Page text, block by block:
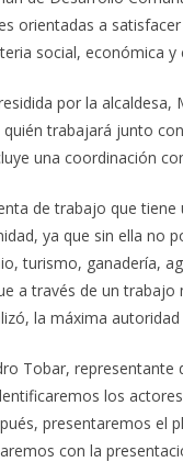
orientadas a
social, económica y
por la
trabajará junto
una coordinación
de trabajo que
ya que sin ella no
turismo, ganadería,
a través de un
la máxima autoridad
Tobar,
los
presentaremos el
con la